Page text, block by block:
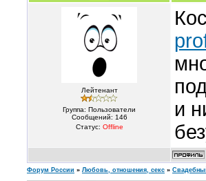
Лейтенант
Группа: Пользователи
Сообщений: 146
Статус: Offline
и
Форум России » Любовь, отношения, секс »